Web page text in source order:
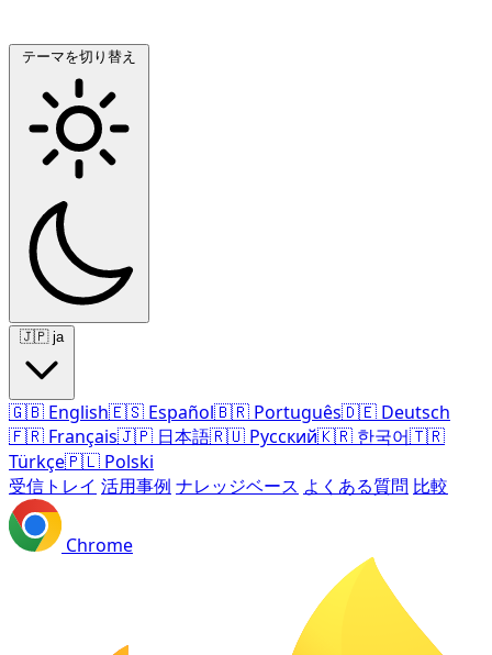
テーマを切り替え
🇯🇵 ja
🇬🇧 English🇪🇸 Español🇧🇷 Português🇩🇪 Deutsch
🇫🇷 Français🇯🇵 日本語🇷🇺 Русский🇰🇷 한국어🇹🇷
Türkçe🇵🇱 Polski
受信トレイ 活用事例 ナレッジベース よくある質問 比較
Chrome